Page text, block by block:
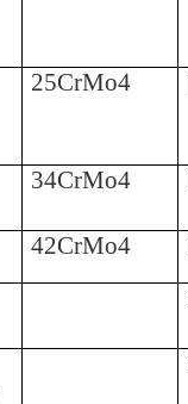
25CrMo4
34CrMo4
42CrMo4